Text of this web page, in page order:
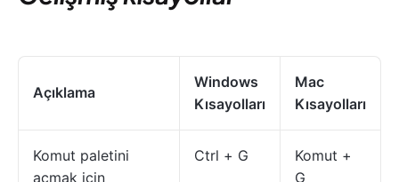
Açıklama
Windows
Kısayolları
Mac
Kısayolları
Komut paletini
açmak için
Ctrl + G
Komut +
G